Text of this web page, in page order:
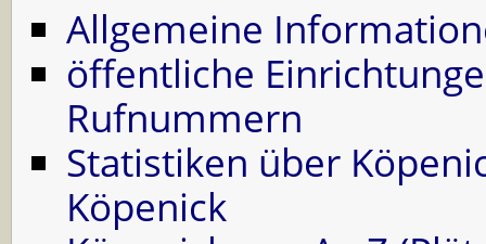
Allgemeine
öffentliche
Rufnummern
Statistiken über
Köpenick